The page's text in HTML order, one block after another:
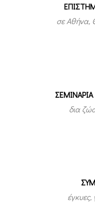
σε Αθήνα,
ΣΕΜΙΝΑΡΙΑ
δια
έγκυες,